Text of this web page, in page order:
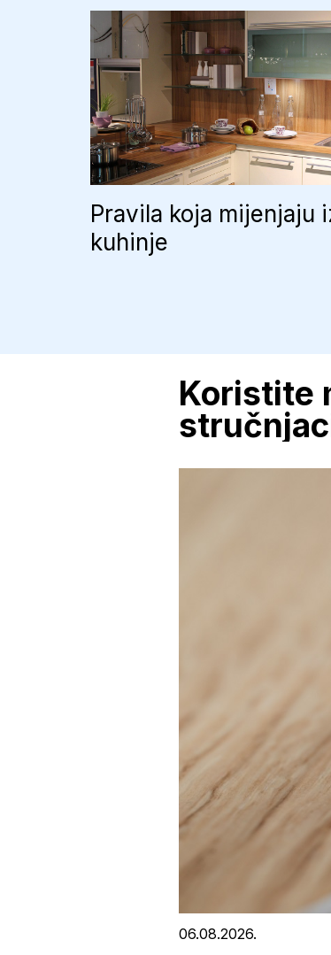
Pravila koja mijenjaju
kuhinje
Koristite
06.08.2026.